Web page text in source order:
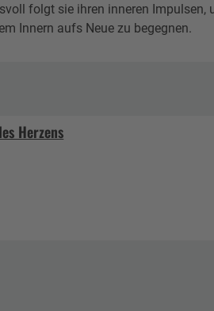
folgt sie ihren inneren Impulsen,
Innern aufs Neue zu begegnen.
Herzens